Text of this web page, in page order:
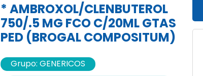
* AMBROXOL/CLENBUTEROL
750/.5 MG FCO C/20ML GTAS
PED (BROGAL COMPOSITUM)
Grupo: GENERICOS